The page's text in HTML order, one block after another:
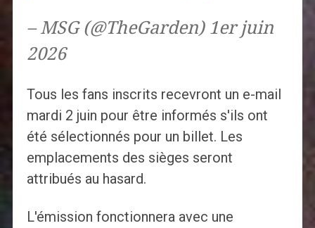
– MSG (@TheGarden) 1er juin
2026
Tous les fans inscrits recevront un e-mail
mardi 2 juin pour être informés s'ils ont
été sélectionnés pour un billet. Les
emplacements des sièges seront
attribués au hasard.
L'émission fonctionnera avec une